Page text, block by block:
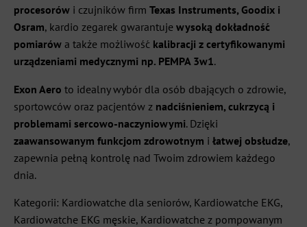
procesorów i czujników firm Texas Instruments, Goodix i
Osram, kardio zegarek gwarantuje wysoką dokładność
pomiarów a także możliwość kalibracji z certyfikowanymi
urządzeniami medycznymi np. PEMPA 3w1.
Exon Aero to idealny wybór dla osób dbających o zdrowie,
sportowców oraz pacjentów z nadciśnieniem, cukrzycą i
problemami sercowo-naczyniowymi. Dzięki
zaawansowanym funkcjom zdrowotnym i łatwej obsłudze,
zapewnia pełną kontrolę nad Twoim zdrowiem każdego
dnia.
Kategorii: Kardiowatche dla seniorów, Kardiowatche EKG,
Kardiowatche EKG męskie, Kardiowatche z pompowanym